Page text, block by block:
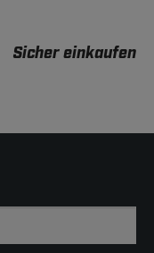
Sicher einkaufen